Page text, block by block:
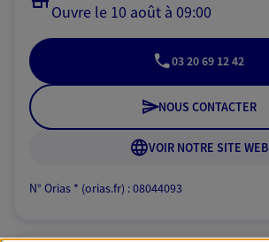
Ouvre le 10 août à 09:00
03 20 69 12 42
NOUS CONTACTER
VOIR NOTRE SITE WEB
N° Orias * (orias.fr) : 08044093